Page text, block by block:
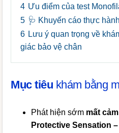
4 Ưu điểm của test
5 🩺 Khuyến cáo thực hành
6 Lưu ý quan trọng về
giác bảo vệ chân
Mục tiêu khám bằng
Phát hiện sớm mất
Protective Sensation